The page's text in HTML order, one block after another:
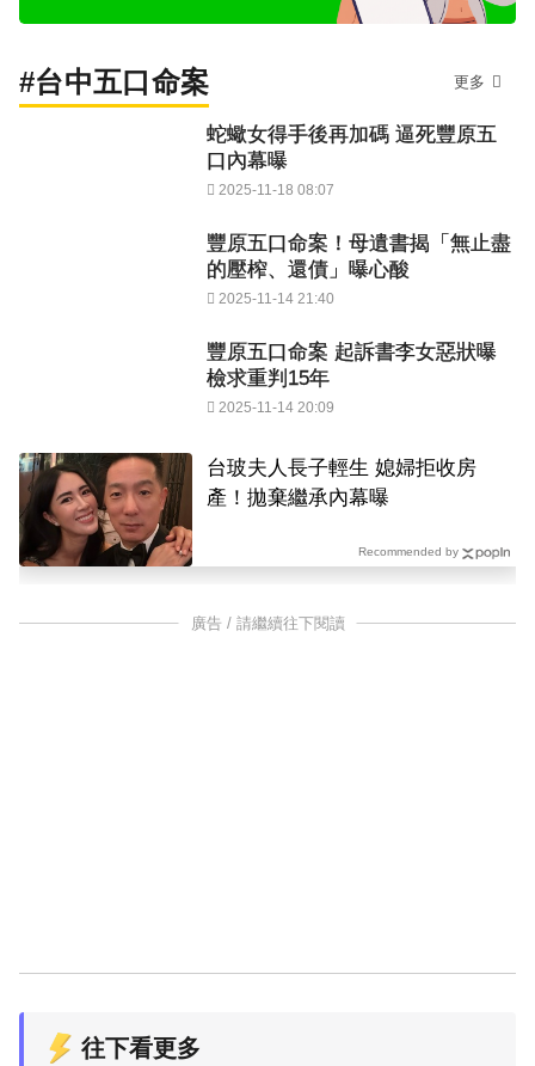
#台中五口命案 更多
蛇蠍女得手後再加碼 逼死豐原五
口內幕曝
2025-11-18 08:07
豐原五口命案！母遺書揭「無止盡
的壓榨、還債」曝心酸
2025-11-14 21:40
豐原五口命案 起訴書李女惡狀曝
檢求重判15年
2025-11-14 20:09
台玻夫人長子輕生 媳婦拒收房
產！拋棄繼承內幕曝
Recommended by
廣告 / 請繼續往下閱讀
往下看更多